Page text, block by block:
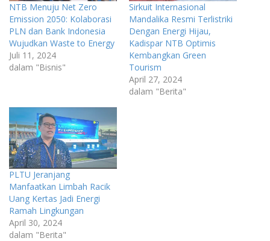
NTB Menuju Net Zero
Emission 2050: Kolaborasi
PLN dan Bank Indonesia
Wujudkan Waste to Energy
Juli 11, 2024
dalam "Bisnis"
Sirkuit Internasional
Mandalika Resmi Terlistriki
Dengan Energi Hijau,
Kadispar NTB Optimis
Kembangkan Green
Tourism
April 27, 2024
dalam "Berita"
PLTU Jeranjang
Manfaatkan Limbah Racik
Uang Kertas Jadi Energi
Ramah Lingkungan
April 30, 2024
dalam "Berita"